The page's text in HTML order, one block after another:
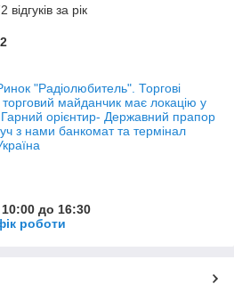
за рік
"Радіолюбитель". Торгові
майданчик має локацію у
Гарний орієнтир- Державний прапор
з нами банкомат та термінал
до 16:30
роботи